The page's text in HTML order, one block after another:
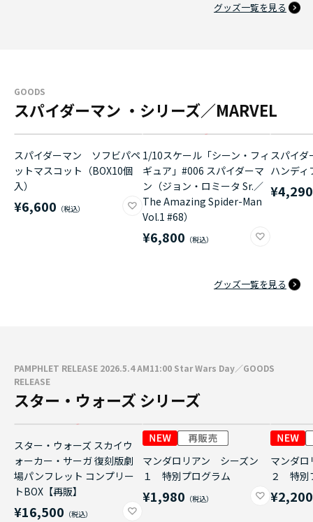
グッズ一覧を見る
GOODS
スパイダーマン ・シリーズ／MARVEL
スパイダーマン ソフビパペ
ットマスコット（BOX10個
入）
¥6,600
1/10スケール「シーン・フィ
ギュア」#006 スパイダーマ
ン（ジョン・ロミータ Sr.／
The Amazing Spider-Man
Vol.1 #68）
¥6,800
スパイ
ハンディ
¥4,290
グッズ一覧を見る
PAMPHLET RELEASE 2026.5.4 AM11:00 Star Wars Day／GOODS
RELEASE
スター・ウォーズ シリーズ
スター・ウォーズ スカイウ
ォーカー・サーガ 復刻版劇
場パンフレット コンプリー
トBOX【再販】
¥16,500
マンダロリアン シーズン
１ 特別プログラム
¥1,980
マンダ
２ 特別
¥2,200